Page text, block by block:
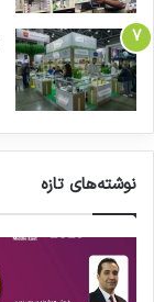
نوشته‌های تازه